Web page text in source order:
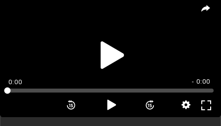
0:00 - 0:00